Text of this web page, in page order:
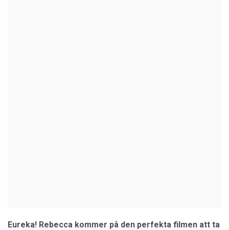
Eureka! Rebecca kommer på den perfekta filmen att ta